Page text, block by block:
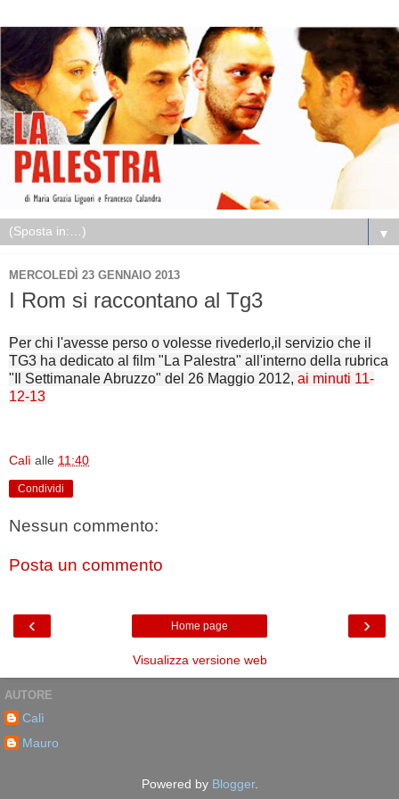
▼
MERCOLEDÌ 23 GENNAIO 2013
I Rom si raccontano al Tg3
Per chi l'avesse perso o volesse rivederlo,il servizio che il
TG3 ha dedicato al film "La Palestra" all'interno della rubrica
"Il Settimanale Abruzzo" del 26 Maggio 2012, ai minuti 11-
12-13
Calì alle 11:40
Condividi
Nessun commento:
Posta un commento
‹ ›
Home page
Visualizza versione web
AUTORE
Calì
Mauro
Powered by Blogger.